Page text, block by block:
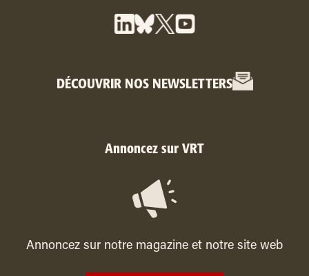
DÉCOUVRIR NOS NEWSLETTERS
Annoncez sur VRT
Annoncez sur notre magazine et notre site web